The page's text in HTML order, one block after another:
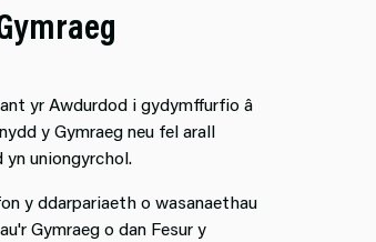
yr Awdurdod i gydymffurfio â
y Gymraeg neu fel arall
uniongyrchol.
y ddarpariaeth o wasanaethau
Gymraeg o dan Fesur y